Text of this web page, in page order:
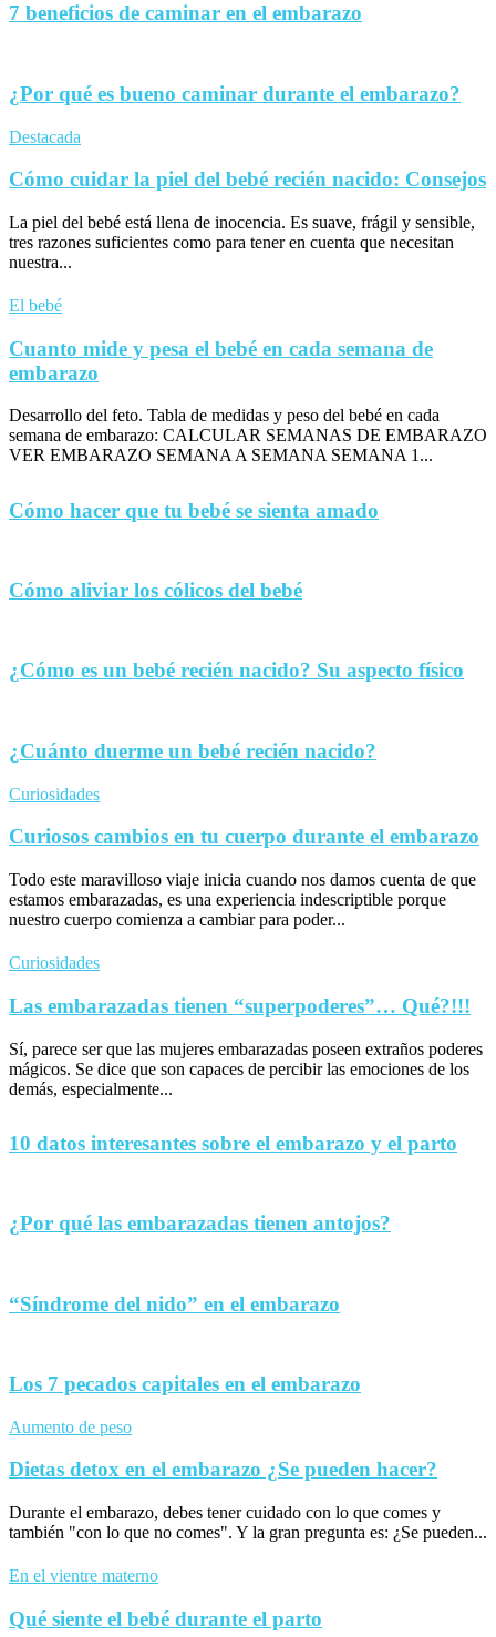
7 beneficios de caminar en el embarazo
¿Por qué es bueno caminar durante el embarazo?
Destacada
Cómo cuidar la piel del bebé recién nacido: Consejos
La piel del bebé está llena de inocencia. Es suave, frágil y sensible,
tres razones suficientes como para tener en cuenta que necesitan
nuestra...
El bebé
Cuanto mide y pesa el bebé en cada semana de
embarazo
Desarrollo del feto. Tabla de medidas y peso del bebé en cada
semana de embarazo: CALCULAR SEMANAS DE EMBARAZO
VER EMBARAZO SEMANA A SEMANA SEMANA 1...
Cómo hacer que tu bebé se sienta amado
Cómo aliviar los cólicos del bebé
¿Cómo es un bebé recién nacido? Su aspecto físico
¿Cuánto duerme un bebé recién nacido?
Curiosidades
Curiosos cambios en tu cuerpo durante el embarazo
Todo este maravilloso viaje inicia cuando nos damos cuenta de que
estamos embarazadas, es una experiencia indescriptible porque
nuestro cuerpo comienza a cambiar para poder...
Curiosidades
Las embarazadas tienen “superpoderes”… Qué?!!!
Sí, parece ser que las mujeres embarazadas poseen extraños poderes
mágicos. Se dice que son capaces de percibir las emociones de los
demás, especialmente...
10 datos interesantes sobre el embarazo y el parto
¿Por qué las embarazadas tienen antojos?
“Síndrome del nido” en el embarazo
Los 7 pecados capitales en el embarazo
Aumento de peso
Dietas detox en el embarazo ¿Se pueden hacer?
Durante el embarazo, debes tener cuidado con lo que comes y
también "con lo que no comes". Y la gran pregunta es: ¿Se pueden...
En el vientre materno
Qué siente el bebé durante el parto